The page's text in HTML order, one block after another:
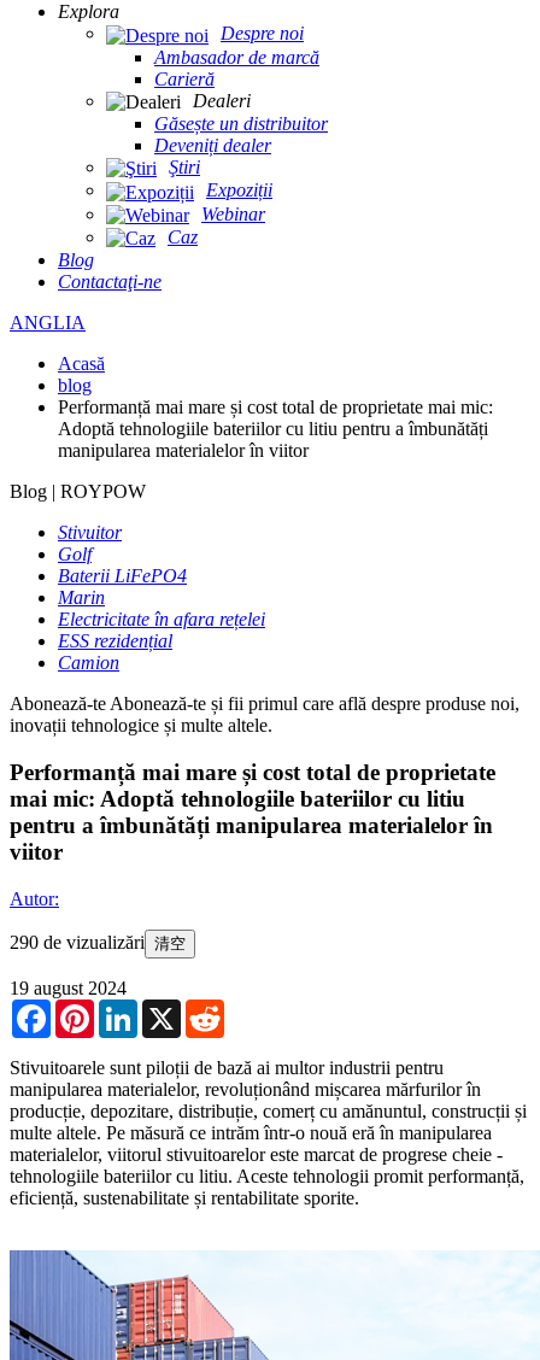
Explora
Despre noi
Ambasador de marcă
Carieră
Dealeri
Găsește un distribuitor
Deveniți dealer
Ştiri
Expoziții
Webinar
Caz
Blog
Contactaţi-ne
ANGLIA
Acasă
blog
Performanță mai mare și cost total de proprietate mai mic:
Adoptă tehnologiile bateriilor cu litiu pentru a îmbunătăți
manipularea materialelor în viitor
Blog | ROYPOW
Stivuitor
Golf
Baterii LiFePO4
Marin
Electricitate în afara rețelei
ESS rezidențial
Camion
Abonează-te Abonează-te și fii primul care află despre produse noi,
inovații tehnologice și multe altele.
Performanță mai mare și cost total de proprietate
mai mic: Adoptă tehnologiile bateriilor cu litiu
pentru a îmbunătăți manipularea materialelor în
viitor
Autor:
290 de vizualizări 清空
19 august 2024
FacebookPinterestLinkedIn
X
Stivuitoarele sunt piloții de bază ai multor industrii pentru
manipularea materialelor, revoluționând mișcarea mărfurilor în
producție, depozitare, distribuție, comerț cu amănuntul, construcții și
multe altele. Pe măsură ce intrăm într-o nouă eră în manipularea
materialelor, viitorul stivuitoarelor este marcat de progrese cheie -
tehnologiile bateriilor cu litiu. Aceste tehnologii promit performanță,
eficiență, sustenabilitate și rentabilitate sporite.